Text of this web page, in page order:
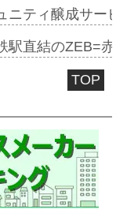
ニティ醸成サ
駅直結のZEB=
TOP